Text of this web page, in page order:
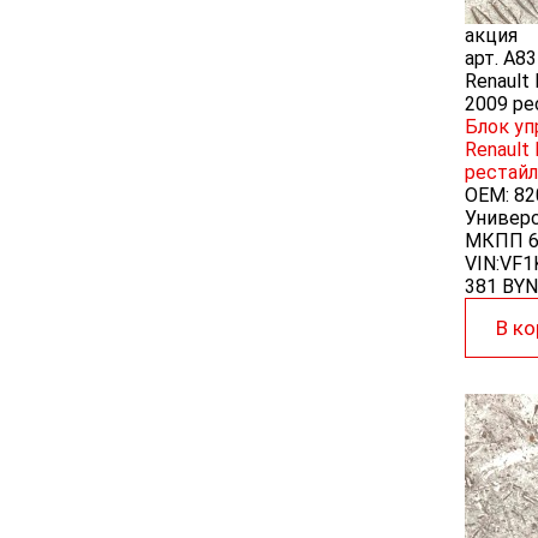
акция
арт.
Renault
2009
Блок
Renault
OEM:
МКПП
381 BYN
В